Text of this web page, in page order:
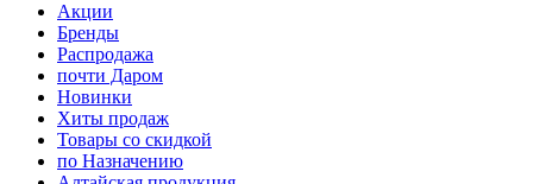
Акции
Бренды
Распродажа
почти Даром
Новинки
Хиты продаж
Товары со скидкой
по Назначению